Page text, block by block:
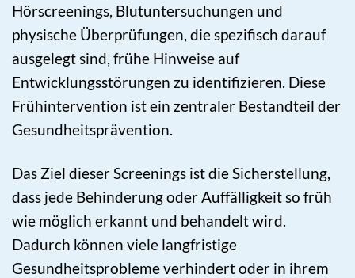
Hörscreenings, Blutuntersuchungen und
physische Überprüfungen, die spezifisch darauf
ausgelegt sind, frühe Hinweise auf
Entwicklungsstörungen zu identifizieren. Diese
Frühintervention ist ein zentraler Bestandteil der
Gesundheitsprävention.
Das Ziel dieser Screenings ist die Sicherstellung,
dass jede Behinderung oder Auffälligkeit so früh
wie möglich erkannt und behandelt wird.
Dadurch können viele langfristige
Gesundheitsprobleme verhindert oder in ihrem